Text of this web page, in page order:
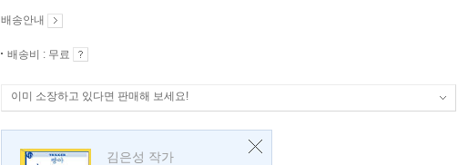
배송안내
배송비 : 무료
이미 소장하고 있다면 판매해 보세요!
김은성 작가